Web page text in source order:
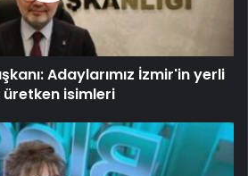
Adaylarımız İzmir'in yerli
üretken isimleri